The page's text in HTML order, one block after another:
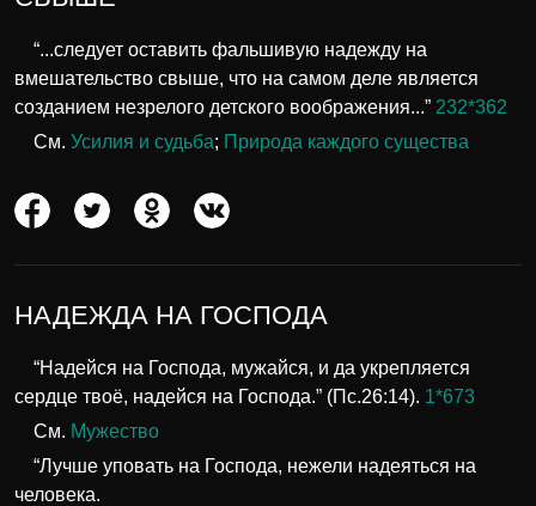
“...следует оставить фальшивую надежду на
вмешательство свыше, что на самом деле является
созданием незрелого детского воображения...” 232*362
См. Усилия и судьба; Природа каждого существа
НАДЕЖДА НА ГОСПОДА
“Надейся на Господа, мужайся, и да укрепляется
сердце твоё, надейся на Господа.” (Пс.26:14). 1*673
См. Мужество
“Лучше уповать на Господа, нежели надеяться на
человека.